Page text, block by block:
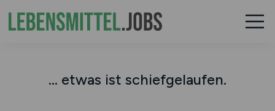
... etwas ist schiefgelaufen.